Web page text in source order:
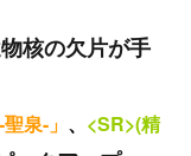
核の欠片が手
泉-」 、 <SR>(精